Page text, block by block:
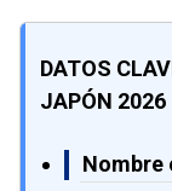
DATOS
JAPÓN 2026
Nombre